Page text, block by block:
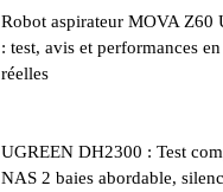
Robot aspirateur MOVA Z60
: test, avis et performances
réelles
UGREEN DH2300 : Test
NAS 2 baies abordable,